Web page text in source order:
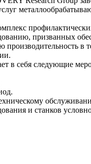
призванных
производительность в
в себя следующие
и станков